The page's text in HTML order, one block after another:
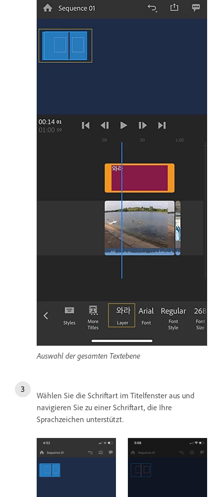
Auswahl der gesamten Textebene
Wählen Sie die Schriftart im Titelfenster aus und
navigieren Sie zu einer Schriftart, die Ihre
Sprachzeichen unterstützt.